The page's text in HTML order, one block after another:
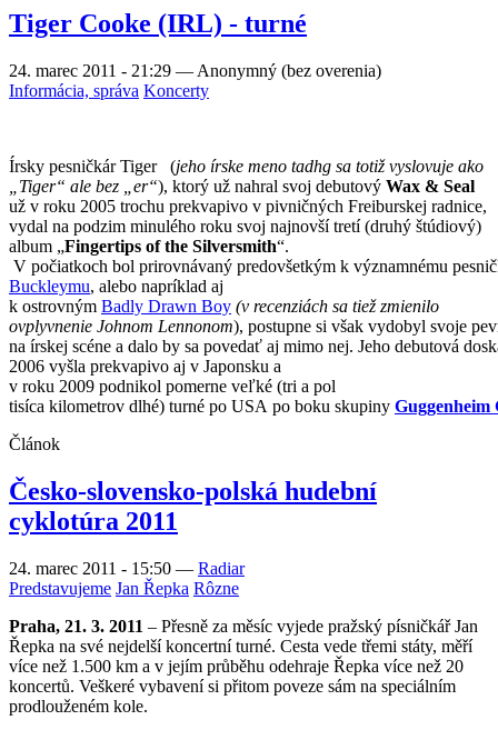
Tiger Cooke (IRL) - turné
24. marec 2011 - 21:29 — Anonymný (bez overenia)
Informácia, správa Koncerty
Írsky pesničkár Tiger (jeho írske meno tadhg sa totiž vyslovuje ako
„Tiger“ ale bez „er“), ktorý už nahral svoj debutový Wax & Seal
už v roku 2005 trochu prekvapivo v pivničných Freiburskej radnice,
vydal na podzim minulého roku svoj najnovší tretí (druhý štúdiový)
album „Fingertips of the Silversmith“.
V počiatkoch bol prirovnávaný predovšetkým k významnému
Buckleymu, alebo napríklad aj
k ostrovným Badly Drawn Boy (v recenziách sa tiež zmienilo
ovplyvnenie Johnom Lennonom), postupne si však vydobyl svoje
na írskej scéne a dalo by sa povedať aj mimo nej. Jeho debutová
2006 vyšla prekvapivo aj v Japonsku a
v roku 2009 podnikol pomerne veľké (tri a pol
tisíca kilometrov dlhé) turné po USA po boku skupiny Guggenheim
Článok
Česko-slovensko-polská hudební
cyklotúra 2011
24. marec 2011 - 15:50 — Radiar
Predstavujeme Jan Řepka Rôzne
Praha, 21. 3. 2011 – Přesně za měsíc vyjede pražský písničkář Jan
Řepka na své nejdelší koncertní turné. Cesta vede třemi státy, měří
více než 1.500 km a v jejím průběhu odehraje Řepka více než 20
koncertů. Veškeré vybavení si přitom poveze sám na speciálním
prodlouženém kole.